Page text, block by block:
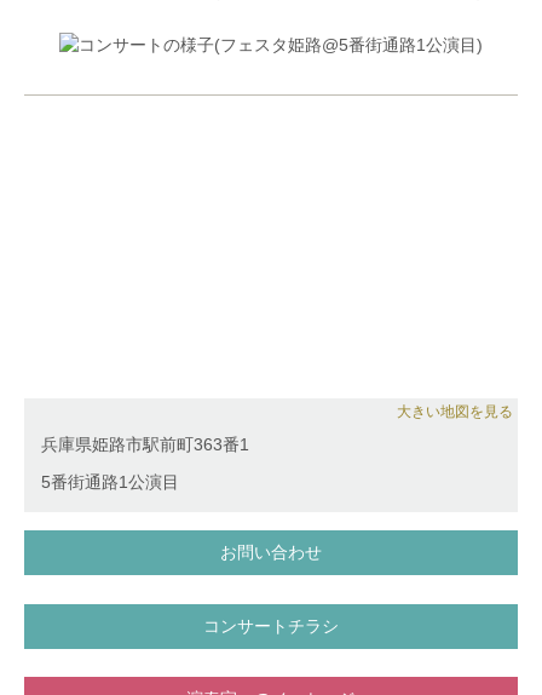
大きい地図を見る
兵庫県姫路市駅前町363番1
5番街通路1公演目
お問い合わせ
コンサートチラシ